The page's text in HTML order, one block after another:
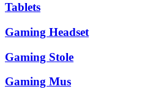
Tablets
Gaming Headset
Gaming Stole
Gaming Mus